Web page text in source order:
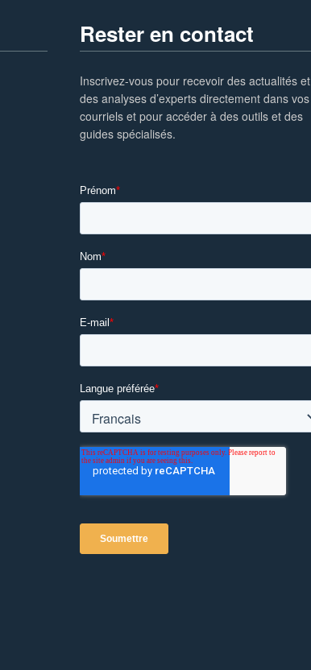
Rester en contact
Inscrivez-vous pour recevoir des actualités et
des analyses d’experts directement dans vos
courriels et pour accéder à des outils et des
guides spécialisés.